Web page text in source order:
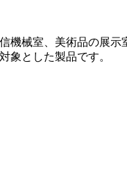
機械室、美術品の展示
象とした製品です。